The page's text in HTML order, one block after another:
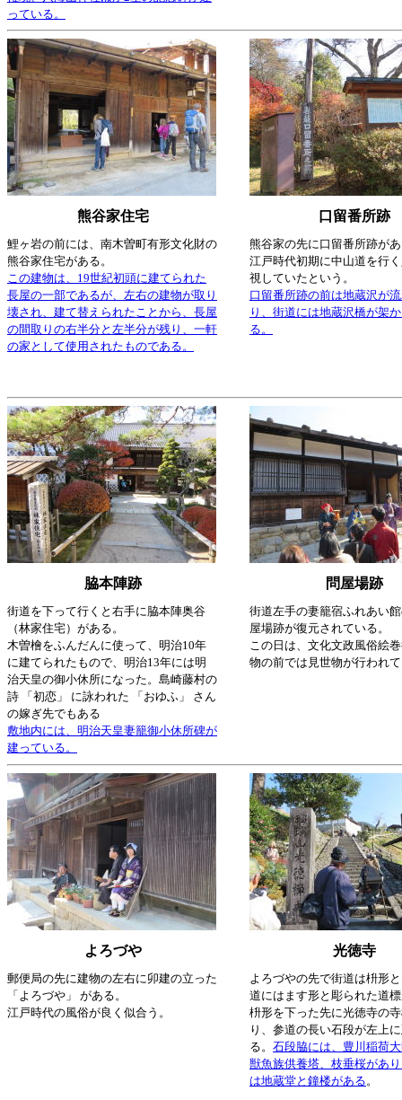
っている。
熊谷家住宅 口留番所跡
鯉ヶ岩の前には、南木曽町有形文化財の
熊谷家住宅がある。
この建物は、19世紀初頭に建てられた
長屋の一部であるが、左右の建物が取り
壊され、建て替えられたことから、長屋
の間取りの右半分と左半分が残り、一軒
の家として使用されたものである。
熊谷家の先に口留番所跡が
江戸時代初期に中山道を行
視していたという。
口留番所跡の前は地蔵沢が
り、街道には地蔵沢橋が架
る。
脇本陣跡 問屋場跡
街道を下って行くと右手に脇本陣奥谷
（林家住宅）がある。
木曽檜をふんだんに使って、明治10年
に建てられたもので、明治13年には明
治天皇の御小休所になった。島崎藤村の
詩 「初恋」 に詠われた 「おゆふ」 さん
の嫁ぎ先でもある
敷地内には、明治天皇妻籠御小休所碑が
建っている。
街道左手の妻籠宿ふれあい
屋場跡が復元されている。
この日は、文化文政風俗絵
物の前では見世物が行われ
よろづや 光徳寺
郵便局の先に建物の左右に卯建の立った
「よろづや」 がある。
江戸時代の風俗が良く似合う。
よろづやの先で街道は枡形
道にはます形と彫られた道
枡形を下った先に光徳寺の
り、参道の長い石段が左上
る。 石段脇には、豊川稲荷
獣魚族供養塔、枝垂桜があ
は地蔵堂と鐘楼がある。